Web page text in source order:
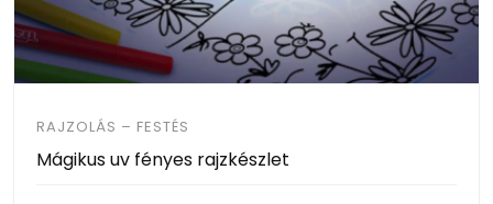
RAJZOLÁS – FESTÉS
Mágikus uv fényes rajzkészlet